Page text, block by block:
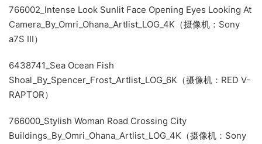
766002_Intense Look Sunlit Face Opening Eyes Looking At
Camera_By_Omri_Ohana_Artlist_LOG_4K（摄像机：Sony
a7S III）
6438741_Sea Ocean Fish
Shoal_By_Spencer_Frost_Artlist_LOG_6K（摄像机：RED V-
RAPTOR）
766000_Stylish Woman Road Crossing City
Buildings_By_Omri_Ohana_Artlist_LOG_4K（摄像机：Sony